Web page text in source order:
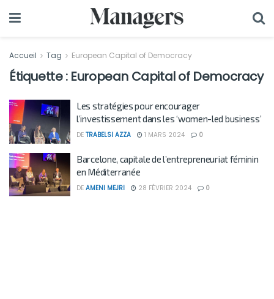
Accueil Tag European Capital of Democracy
Étiquette : European Capital of Democracy
Les stratégies pour encourager
l’investissement dans les ‘women-led business’
DE TRABELSI AZZA 1 MARS 2024 0
Barcelone, capitale de l’entrepreneuriat féminin
en Méditerranée
DE AMENI MEJRI 28 FÉVRIER 2024 0